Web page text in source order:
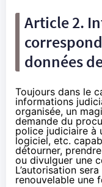
Article 2.
données
Toujours dans le
informations
organisée, un
demande du
police judiciaire à
logiciel, etc.
détourner,
ou divulguer une
L’autorisation
renouvelable une